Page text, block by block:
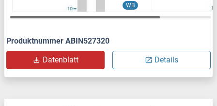
WB
Produktnummer ABIN527320
Datenblatt Details